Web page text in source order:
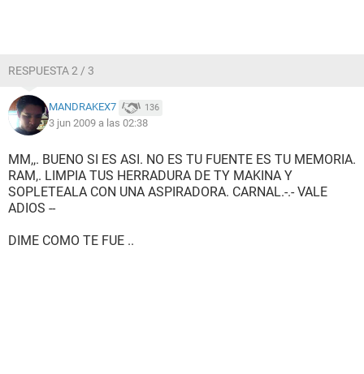
RESPUESTA 2 / 3
MANDRAKEX7 136
3 jun 2009 a las 02:38
MM,,. BUENO SI ES ASI. NO ES TU FUENTE ES TU MEMORIA.
RAM,. LIMPIA TUS HERRADURA DE TY MAKINA Y
SOPLETEALA CON UNA ASPIRADORA. CARNAL.-.- VALE
ADIOS --
DIME COMO TE FUE ..